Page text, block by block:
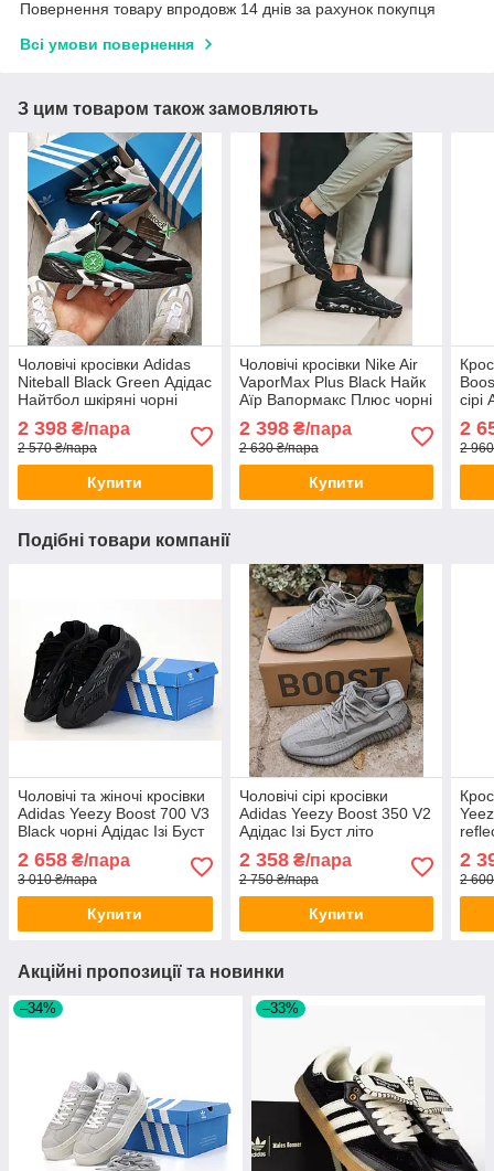
Повернення товару впродовж 14 днів за рахунок покупця
Всі умови повернення
З цим товаром також замовляють
Чоловічі кросівки Adidas
Niteball Black Green Адідас
Найтбол шкіряні чорні
2 398 ₴/пара
2 570 ₴/пара
Купити
Чоловічі кросівки Nike Air
VaporMax Plus Black Найк
Аїр Вапормакс Плюс чорні
2 398₴/пара
2 630 ₴/пара
Купити
сірі
2
2
Подібні товари компанії
Чоловічі та жіночі кросівки
Adidas Yeezy Boost 700 V3
Black чорні Адідас Ізі Буст
2 658 ₴/пара
3 010 ₴/пара
Купити
Чоловічі сірі кросівки
Adidas Yeezy Boost 350 V2
Адідас Ізі Буст літо
2 358₴/пара
2 750 ₴/пара
Купити
літо
2
2
Акційні пропозиції та новинки
–34% –33%